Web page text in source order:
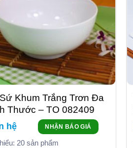
Khum Trắng Trơn Đa
Thước – TO 082409
hệ
20 sản phẩm
NHẬN BÁO GIÁ